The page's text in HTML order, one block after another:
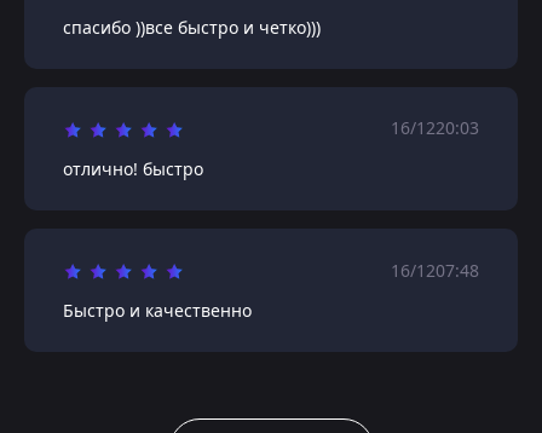
спасибо ))все быстро и четко)))
16/1220:03
отлично! быстро
16/1207:48
Быстро и качественно